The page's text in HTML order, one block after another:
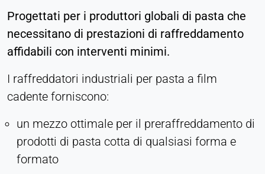
Progettati per i produttori globali di pasta che
necessitano di prestazioni di raffreddamento
affidabili con interventi minimi.
I raffreddatori industriali per pasta a film
cadente forniscono:
un mezzo ottimale per il preraffreddamento di
prodotti di pasta cotta di qualsiasi forma e
formato